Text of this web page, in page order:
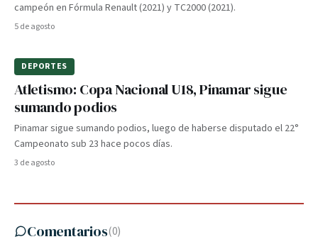
campeón en Fórmula Renault (2021) y TC2000 (2021).
5 de agosto
DEPORTES
Atletismo: Copa Nacional U18, Pinamar sigue
sumando podios
Pinamar sigue sumando podios, luego de haberse disputado el 22°
Campeonato sub 23 hace pocos días.
3 de agosto
Comentarios(0)